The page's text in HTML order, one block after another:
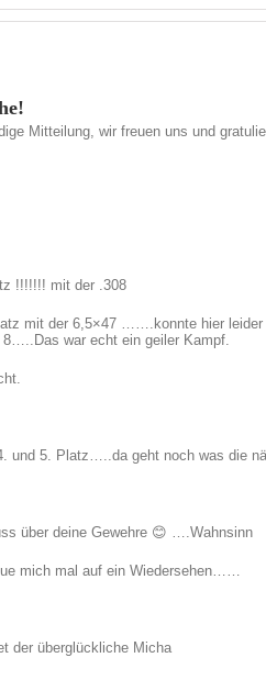
Mitteilung, wir freuen uns und
!!!!!!! mit der .308
mit der 6,5×47 …….konnte hier
war echt ein geiler Kampf.
und 5. Platz…..da geht noch was die
über deine Gewehre 😊 ….Wahnsinn
mich mal auf ein Wiedersehen……
der überglückliche Micha